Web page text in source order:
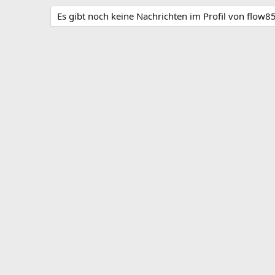
Es gibt noch keine Nachrichten im Profil von